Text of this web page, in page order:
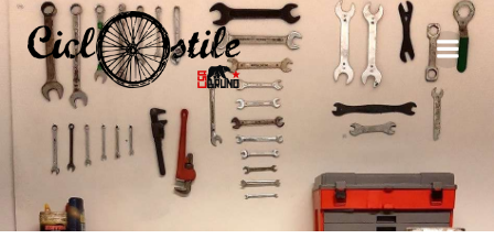
Vai
al
contenuto